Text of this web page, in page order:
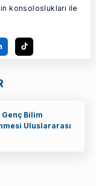
konsoloslukları ile
Genç Bilim
Uluslararası